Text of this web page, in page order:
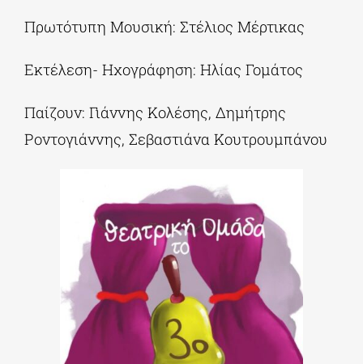
Πρωτότυπη Μουσική: Στέλιος Μέρτικας
Εκτέλεση- Ηχογράφηση: Ηλίας Γομάτος
Παίζουν: Γιάννης Κολέσης, Δημήτρης
Ροντογιάννης, Σεβαστιάνα Κουτρουμπάνου